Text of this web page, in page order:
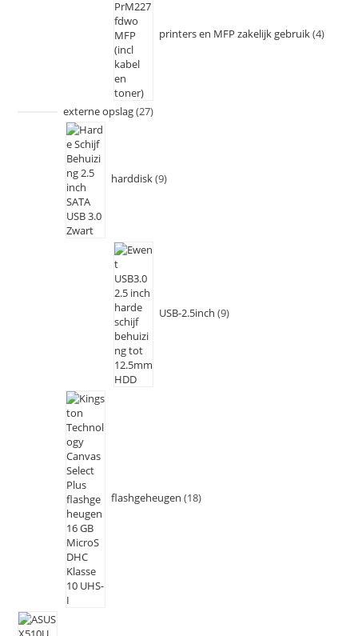
printers en MFP zakelijk gebruik 4
externe opslag 27
harddisk 9
USB-2.5inch 9
flashgeheugen 18